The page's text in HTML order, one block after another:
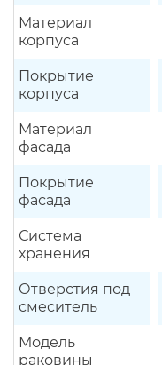
Материал
корпуса
Покрытие
корпуса
Материал
фасада
Покрытие
фасада
Система
хранения
Отверстия под
смеситель
Модель
раковины